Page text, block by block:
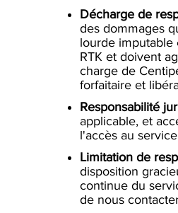
Décharge de
des dommages
lourde imputable
RTK et doivent
charge de
forfaitaire et
Responsabilité
applicable, et
l'accès au
Limitation de
disposition
continue du
de nous